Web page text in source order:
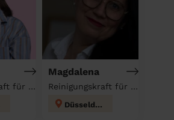
Reinigungskraft für deinen Haushalt
Magdalena
Reinigungskraft für deinen Haushalt
Düsseldorf